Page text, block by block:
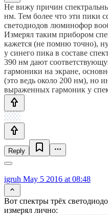
Не вижу причин
нм. Тем более что эти пики
светодиодов люминофор
Измерял таким прибором
кажется (не помню точно),
у синего пика в составе
390 нм дают
гармоники на экране,
(это ведь около 200 нм), но
выраженных гармоник у
Reply
igruh May 5 2016 at 08:48
Вот спектры трёх
измерял лично: